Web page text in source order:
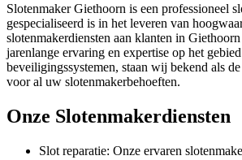
Slotenmaker Giethoorn is een professioneel
gespecialiseerd is in het leveren van
slotenmakerdiensten aan klanten in
jarenlange ervaring en expertise op het
beveiligingssystemen, staan wij bekend als
voor al uw slotenmakerbehoeften.
Onze Slotenmakerdiensten
Slot reparatie: Onze ervaren